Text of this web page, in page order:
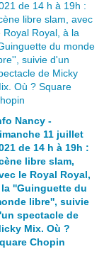
Nancy -
11 juillet
de 14 h à 19h :
libre slam,
le Royal Royal,
la ''Guinguette du
libre'', suivie
spectacle de
Mix. Où ?
Chopin